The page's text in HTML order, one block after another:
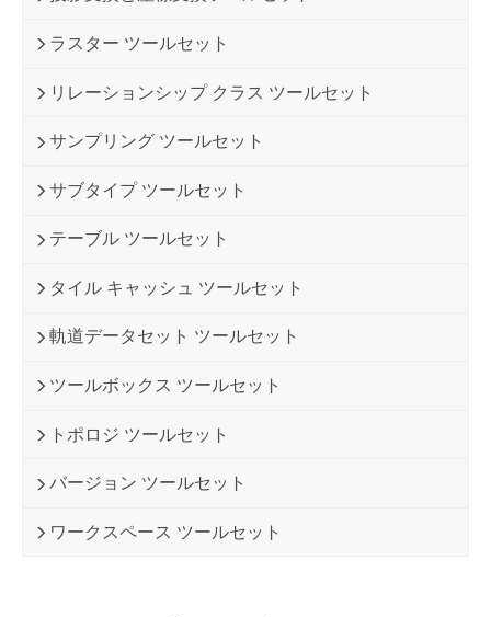
ラスター ツールセット
リレーションシップ クラス ツールセット
サンプリング ツールセット
サブタイプ ツールセット
テーブル ツールセット
タイル キャッシュ ツールセット
軌道データセット ツールセット
ツールボックス ツールセット
トポロジ ツールセット
バージョン ツールセット
ワークスペース ツールセット